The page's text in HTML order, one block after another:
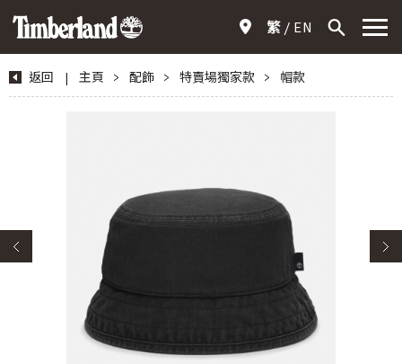
繁 EN
返回 | 主頁 > 配飾 > 特賣場獨家款 > 帽款